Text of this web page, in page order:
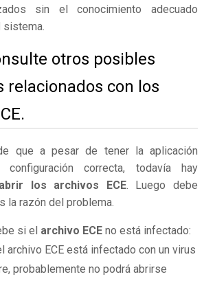
sin el conocimiento adecuado
sistema.
otros posibles
relacionados con los
que a pesar de tener la aplicación
correcta, todavía hay
abrir los archivos ECE. Luego debe
la razón del problema.
si el archivo ECE no está infectado:
archivo ECE está infectado con un virus
probablemente no podrá abrirse